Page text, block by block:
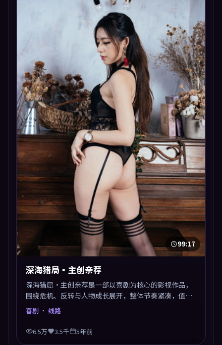
99:17
深海猎局·主创亲荐
深海猎局·主创亲荐是一部以喜剧为核心的影视作品，
围绕危机、反转与人物成长展开，整体节奏紧凑，值得
推荐观看。
喜剧 · 线路
6.5万 3.5千 5年前